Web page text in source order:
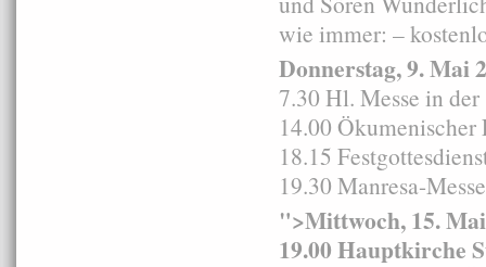
wie immer: –
Donnerstag, 9. Mai
7.30 Hl. Messe in
14.00
18.15
19.30 Manresa-
">Mittwoch, 15.
19.00 Hauptkirche